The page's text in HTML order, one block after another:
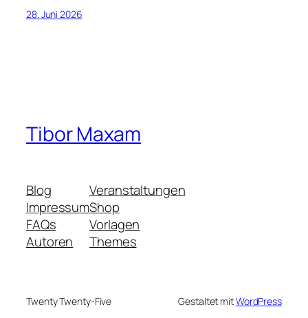
28. Juni 2026
Tibor Maxam
Blog
Impressum
FAQs
Autoren
Veranstaltungen
Shop
Vorlagen
Themes
Twenty Twenty-Five Gestaltet mitWordPress